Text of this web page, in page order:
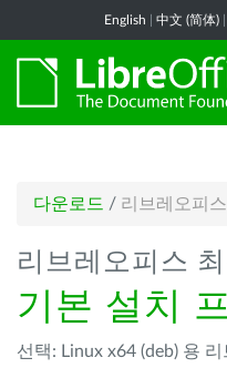
English 中文 (简体)
다운로드 / 리브레오피
리브레오피스
기본 설치
선택: Linux x64 (deb) 용